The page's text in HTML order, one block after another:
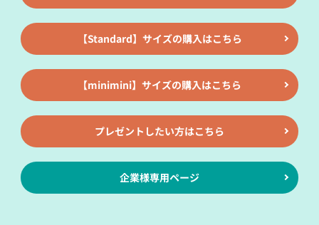
【Standard】サイズの購入はこちら
【minimini】サイズの購入はこちら
プレゼントしたい方はこちら
企業様専用ページ